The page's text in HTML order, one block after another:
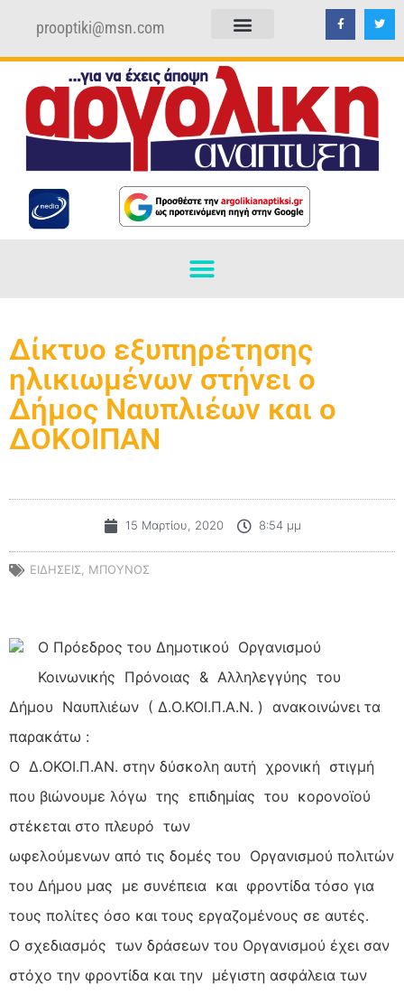
prooptiki@msn.com
Δίκτυο εξυπηρέτησης
ηλικιωμένων στήνει ο
Δήμος Ναυπλιέων και ο
ΔΟΚΟΙΠΑΝ
15 Μαρτίου, 2020 8:54 μμ
ΕΙΔΗΣΕΙΣ, ΜΠΟΥΝΟΣ
Ο Πρόεδρος του Δημοτικού Οργανισμού
Κοινωνικής Πρόνοιας & Αλληλεγγύης του
Δήμου Ναυπλιέων ( Δ.Ο.ΚΟΙ.Π.Α.Ν. ) ανακοινώνει τα
παρακάτω :
Ο Δ.ΟΚΟΙ.Π.ΑΝ. στην δύσκολη αυτή χρονική στιγμή
που βιώνουμε λόγω της επιδημίας του κορονοϊού
στέκεται στο πλευρό των
ωφελούμενων από τις δομές του Οργανισμού πολιτών
του Δήμου μας με συνέπεια και φροντίδα τόσο για
τους πολίτες όσο και τους εργαζομένους σε αυτές.
Ο σχεδιασμός των δράσεων του Οργανισμού έχει σαν
στόχο την φροντίδα και την μέγιστη ασφάλεια των